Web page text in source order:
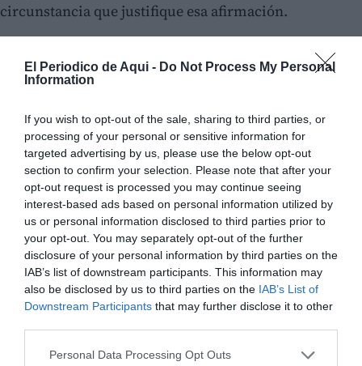
El Periodico de Aqui - Do Not Process My Personal
Information
If you wish to opt-out of the sale, sharing to third parties, or
processing of your personal or sensitive information for
targeted advertising by us, please use the below opt-out
section to confirm your selection. Please note that after your
opt-out request is processed you may continue seeing
interest-based ads based on personal information utilized by
us or personal information disclosed to third parties prior to
your opt-out. You may separately opt-out of the further
disclosure of your personal information by third parties on the
IAB’s list of downstream participants. This information may
also be disclosed by us to third parties on the IAB’s List of
Downstream Participants that may further disclose it to other
Personal Data Processing Opt Outs
circunstancia que justifique esa afirmación.
Ronda ha subrayado que cuando un representante
argumentos y recurre a comentarios
personales,"quien pierde es la calidad democrática
del debate"."Ningún concejal está legitimado para
hacer comentarios sobre el físico de un
compañero"ni para insinuar que no hace deporte.
"Los vecinos pagan a sus representantes para
quegestionen y rindan cuentas, no para sustituir las
explicaciones sobre el estado de las instalaciones
deportivas porataques personales", ha señalado.